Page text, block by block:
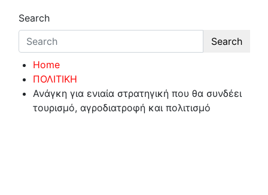
Search
Search
Home
ΠΟΛΙΤΙΚΗ
Ανάγκη για ενιαία στρατηγική που θα συνδέει
τουρισμό, αγροδιατροφή και πολιτισμό